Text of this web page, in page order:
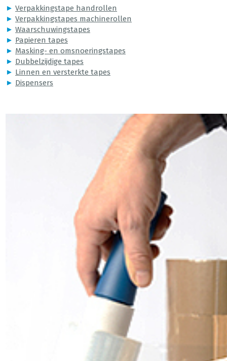
► Verpakkingstape handrollen
► Verpakkingstapes machinerollen
► Waarschuwingstapes
► Papieren tapes
► Masking- en omsnoeringstapes
► Dubbelzijdige tapes
► Linnen en versterkte tapes
► Dispensers